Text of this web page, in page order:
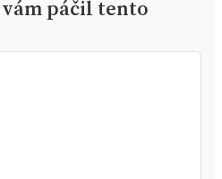
vám páčil tento